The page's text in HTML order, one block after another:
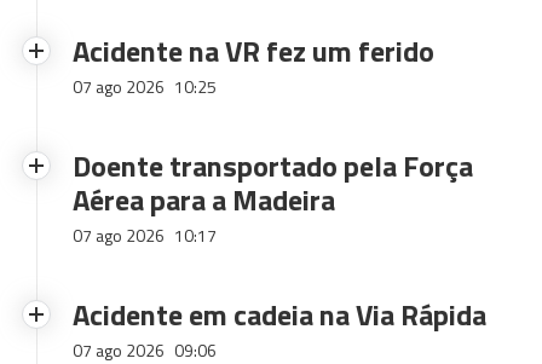
Acidente na VR fez um ferido
07 ago 2026 10:25
Doente transportado pela Força
Aérea para a Madeira
07 ago 2026 10:17
Acidente em cadeia na Via Rápida
07 ago 2026 09:06